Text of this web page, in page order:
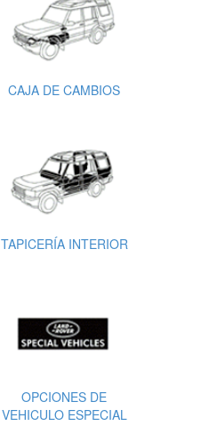
CAJA DE CAMBIOS
TAPICERÍA INTERIOR
OPCIONES DE
VEHICULO ESPECIAL